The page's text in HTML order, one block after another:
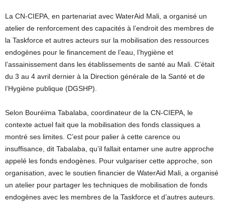
La CN-CIEPA, en partenariat avec WaterAid Mali, a organisé un
atelier de renforcement des capacités à l’endroit des membres de
la Taskforce et autres acteurs sur la mobilisation des ressources
endogènes pour le financement de l’eau, l’hygiène et
l’assainissement dans les établissements de santé au Mali. C’était
du 3 au 4 avril dernier à la Direction générale de la Santé et de
l’Hygiène publique (DGSHP).
Selon Bouréima Tabalaba, coordinateur de la CN-CIEPA, le
contexte actuel fait que la mobilisation des fonds classiques a
montré ses limites. C’est pour palier à cette carence ou
insuffisance, dit Tabalaba, qu’il fallait entamer une autre approche
appelé les fonds endogènes. Pour vulgariser cette approche, son
organisation, avec le soutien financier de WaterAid Mali, a organisé
un atelier pour partager les techniques de mobilisation de fonds
endogènes avec les membres de la Taskforce et d’autres auteurs.